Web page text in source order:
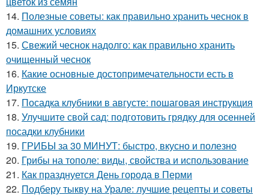
14. Полезные советы: как правильно хранить чеснок в
домашних условиях
15. Свежий чеснок надолго: как правильно хранить
очищенный чеснок
16. Какие основные достопримечательности есть в
Иркутске
17. Посадка клубники в августе: пошаговая инструкция
18. Улучшите свой сад: подготовить грядку для осенней
посадки клубники
19. ГРИБЫ за 30 МИНУТ: быстро, вкусно и полезно
20. Грибы на тополе: виды, свойства и использование
21. Как празднуется День города в Перми
22. Подберу тыкву на Урале: лучшие рецепты и советы